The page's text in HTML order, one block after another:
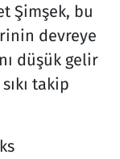
Şimşek, bu
devreye
düşük gelir
takip